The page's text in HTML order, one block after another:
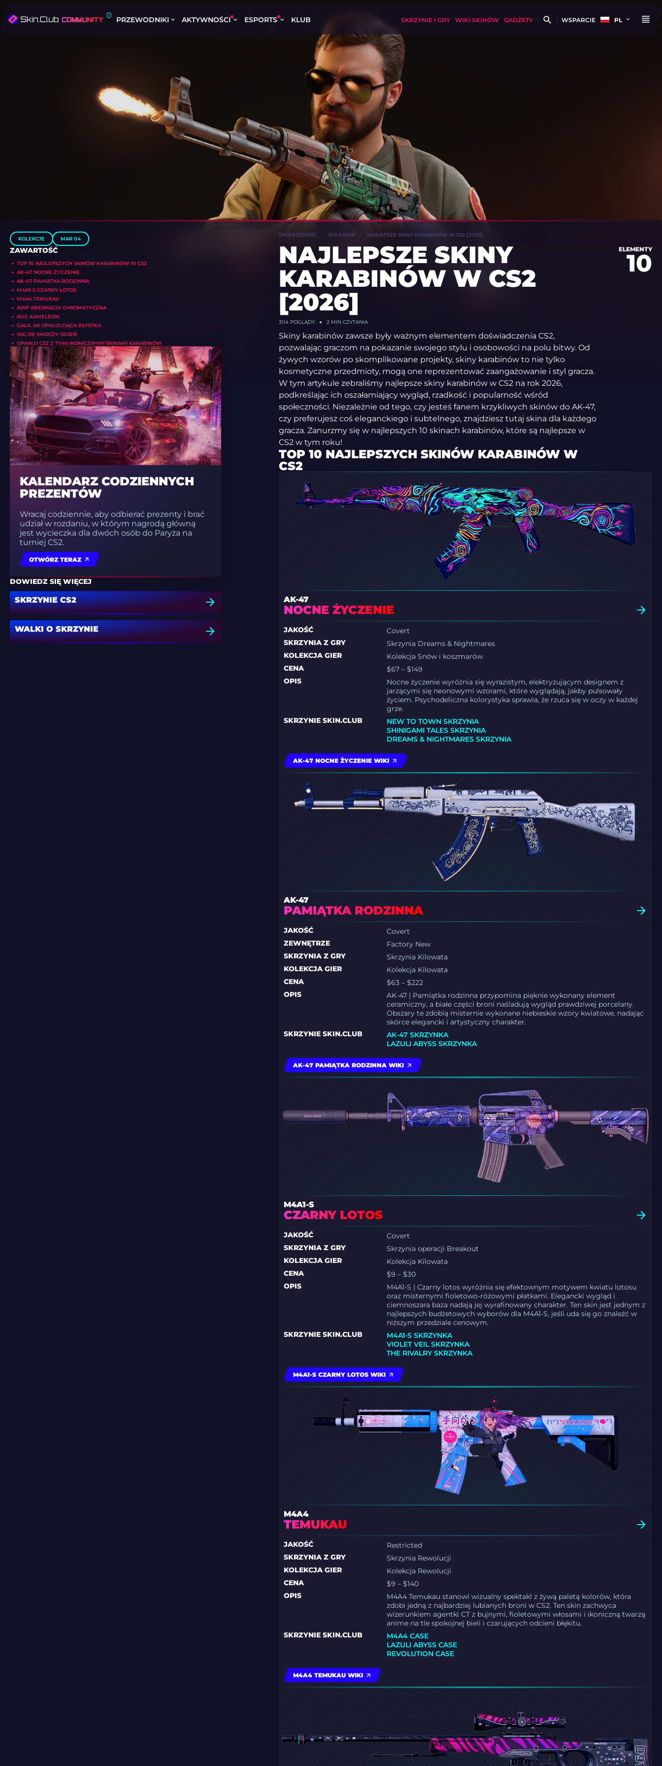
PRZEWODNIKI AKTYWNOŚCI ESPORTS KLUB SKRZYNIE I GRY WIKI SKINÓW GADŻETY WSPARCIE PL
KOLEKCJE MAR 04
ZAWARTOŚĆ
TOP 10 NAJLEPSZYCH SKINÓW KARABINÓW W CS2
AK-47 NOCNE ŻYCZENIE
AK-47 PAMIĄTKA RODZINNA
M4A1-S CZARNY LOTOS
M4A4 TEMUKAU
AWP ABERRACJA CHROMATYCZNA
AUG KAMELEON
GALIL AR OPALIZUJĄCA BŁYSTKA
SSG 08 SMOCZY OGIEŃ
OPANUJ CS2 Z TYMI IKONICZNYMI SKINAMI KARABINÓW
KALENDARZ CODZIENNYCH
PREZENTÓW
Wracaj codziennie, aby odbierać prezenty i brać
udział w rozdaniu, w którym nagrodą główną
jest wycieczka dla dwóch osób do Paryża na
turniej CS2.
OTWÓRZ TERAZ
DOWIEDZ SIĘ WIĘCEJ
SKRZYNIE CS2
WALKI O SKRZYNIE
SPOŁECZNOŚĆ KOLEKCJE NAJLEPSZE SKINY KARABINÓW W CS2 [2026]
NAJLEPSZE SKINY
KARABINÓW W CS2
[2026]
ELEMENTY
10
304POGLĄDY 2 MIN CZYTANIA
Skiny karabinów zawsze były ważnym elementem doświadczenia CS2,
pozwalając graczom na pokazanie swojego stylu i osobowości na polu bitwy. Od
żywych wzorów po skomplikowane projekty, skiny karabinów to nie tylko
kosmetyczne przedmioty, mogą one reprezentować zaangażowanie i styl gracza.
W tym artykule zebraliśmy najlepsze skiny karabinów w CS2 na rok 2026,
podkreślając ich oszałamiający wygląd, rzadkość i popularność wśród
społeczności. Niezależnie od tego, czy jesteś fanem krzykliwych skinów do AK-47,
czy preferujesz coś eleganckiego i subtelnego, znajdziesz tutaj skina dla każdego
gracza. Zanurzmy się w najlepszych 10 skinach karabinów, które są najlepsze w
CS2 w tym roku!
TOP 10 NAJLEPSZYCH SKINÓW KARABINÓW W
CS2
AK-47
NOCNE ŻYCZENIE
JAKOŚĆ
Covert
SKRZYNIA Z GRY
Skrzynia Dreams & Nightmares
KOLEKCJA GIER
Kolekcja Snów i koszmarów
CENA
$67 – $149
OPIS
Nocne życzenie wyróżnia się wyrazistym, elektryzującym designem z
jarzącymi się neonowymi wzorami, które wyglądają, jakby pulsowały
życiem. Psychodeliczna kolorystyka sprawia, że rzuca się w oczy w każdej
grze.
SKRZYNIE SKIN.CLUB
NEW TO TOWN SKRZYNIA
SHINIGAMI TALES SKRZYNIA
DREAMS & NIGHTMARES SKRZYNIA
AK-47 NOCNE ŻYCZENIE WIKI
AK-47
PAMIĄTKA RODZINNA
JAKOŚĆ
Covert
ZEWNĘTRZE
Factory New
SKRZYNIA Z GRY
Skrzynia Kilowata
KOLEKCJA GIER
Kolekcja Kilowata
CENA
$63 – $222
OPIS
AK-47 | Pamiątka rodzinna przypomina pięknie wykonany element
ceramiczny, a białe części broni naśladują wygląd prawdziwej porcelany.
Obszary te zdobią misternie wykonane niebieskie wzory kwiatowe, nadając
skórce elegancki i artystyczny charakter.
SKRZYNIE SKIN.CLUB
AK-47 SKRZYNKA
LAZULI ABYSS SKRZYNKA
AK-47 PAMIĄTKA RODZINNA WIKI
M4A1-S
CZARNY LOTOS
JAKOŚĆ
Covert
SKRZYNIA Z GRY
Skrzynia operacji Breakout
KOLEKCJA GIER
Kolekcja Kilowata
CENA
$9 – $30
OPIS
M4A1-S | Czarny lotos wyróżnia się efektownym motywem kwiatu lotosu
oraz misternymi fioletowo-różowymi płatkami. Elegancki wygląd i
ciemnoszara baza nadają jej wyrafinowany charakter. Ten skin jest jednym z
najlepszych budżetowych wyborów dla M4A1-S, jeśli uda się go znaleźć w
niższym przedziale cenowym.
SKRZYNIE SKIN.CLUB
M4A1-S SKRZYNKA
VIOLET VEIL SKRZYNKA
THE RIVALRY SKRZYNKA
M4A1-S CZARNY LOTOS WIKI
M4A4
TEMUKAU
JAKOŚĆ
Restricted
SKRZYNIA Z GRY
Skrzynia Rewolucji
KOLEKCJA GIER
Kolekcja Rewolucji
CENA
$9 – $140
OPIS
M4A4 Temukau stanowi wizualny spektakl z żywą paletą kolorów, która
zdobi jedną z najbardziej lubianych broni w CS2. Ten skin zachwyca
wizerunkiem agentki CT z bujnymi, fioletowymi włosami i ikoniczną twarzą
anime na tle spokojnej bieli i czarujących odcieni błękitu.
SKRZYNIE SKIN.CLUB
M4A4 CASE
LAZULI ABYSS CASE
REVOLUTION CASE
M4A4 TEMUKAU WIKI